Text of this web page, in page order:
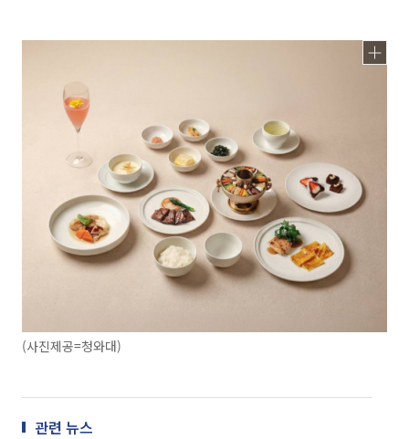
(사진제공=청와대)
관련 뉴스